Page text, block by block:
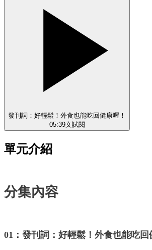
發刊詞：好輕鬆！外食也能吃回健康喔！
05:39文試閱
單元介紹
分集內容
01：發刊詞：好輕鬆！外食也能吃回